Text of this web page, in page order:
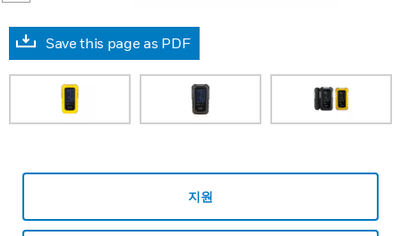
Save this page as PDF
지원